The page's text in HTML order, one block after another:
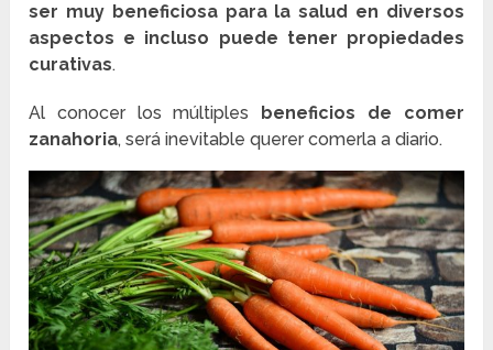
ser muy beneficiosa para la salud en diversos
aspectos e incluso puede tener propiedades
curativas.
Al conocer los múltiples
beneficios de comer
zanahoria, será inevitable querer comerla a diario.